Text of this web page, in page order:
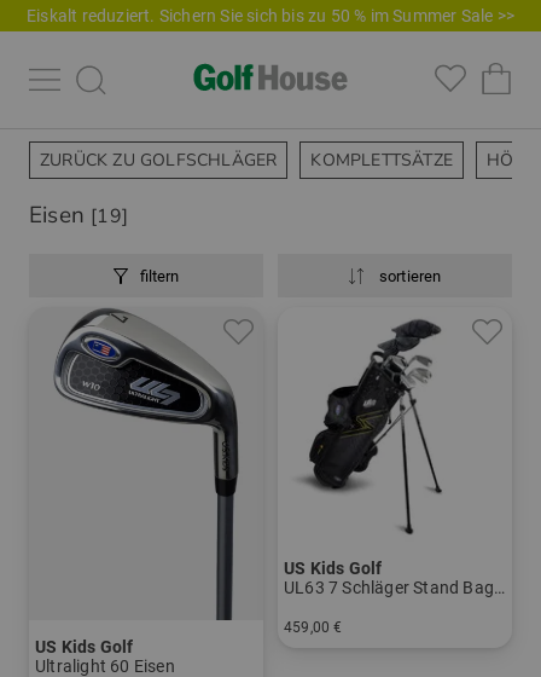
Eiskalt reduziert. Sichern Sie sich bis zu 50 % im Summer Sale >>
ZURÜCK ZU GOLFSCHLÄGER KOMPLETTSÄTZE
Eisen [19]
filtern sortieren
US Kids Golf
Ultralight 60 Eisen
US Kids Golf
UL63 7 Schläger Stand Bag Set
459,00 €